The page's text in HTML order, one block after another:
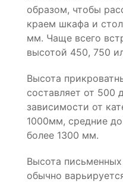
образом, чтобы
краем шкафа и
мм. Чаще всего
высотой 450, 750
Высота
составляет от
зависимости от
1000мм, средние
более 1300 мм.
Высота
обычно